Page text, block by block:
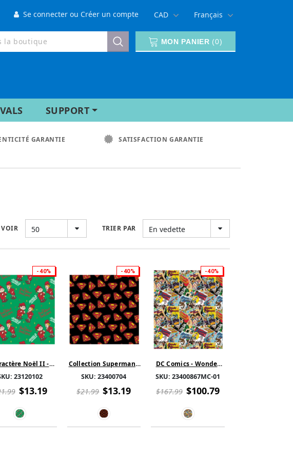
Se connecterou Créer un compte CAD
Français
MON PANIER (0)
SUPPORT
GARANTIE SATISFACTION GARANTIE
VOIR 50 TRIER PAR En vedette
-40%
Noël II -
Jingle Jangle » -
Vert
23120102
$13.19
-40%
Collection Superman -
SKU:23400704
$21.99 $13.19
-40%
DC Comics - Wonder
Toss - Cotton-FULL 8
YARD BOLT
SKU:23400867MC-01
$167.99 $100.79